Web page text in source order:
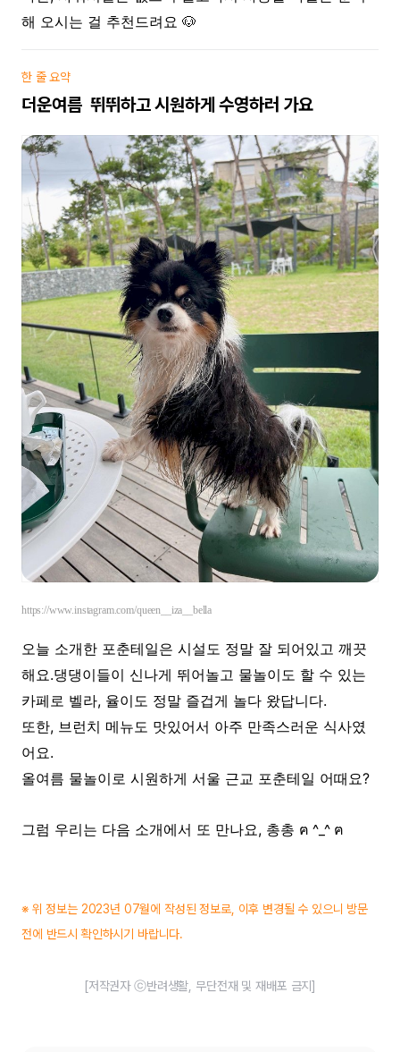
해 오시는 걸 추천드려요 🐶
한 줄 요약
더운여름 뛰뛰하고 시원하게 수영하러 가요
https://www.instagram.com/queen__iza__bella
오늘 소개한 포춘테일은 시설도 정말 잘 되어있고 깨끗
해요.댕댕이들이 신나게 뛰어놀고 물놀이도 할 수 있는
카페로 벨라, 율이도 정말 즐겁게 놀다 왔답니다.
또한, 브런치 메뉴도 맛있어서 아주 만족스러운 식사였
어요.
올여름 물놀이로 시원하게 서울 근교 포춘테일 어때요?
그럼 우리는 다음 소개에서 또 만나요, 총총 ฅ ^_^ ฅ
※ 위 정보는 2023년 07월에 작성된 정보로, 이후 변경될 수 있으니 방문
전에 반드시 확인하시기 바랍니다.
[저작권자 ⓒ반려생활, 무단전재 및 재배포 금지]